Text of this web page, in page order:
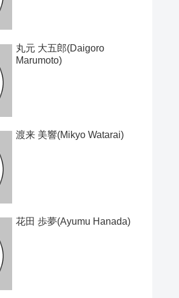
丸元 大五郎(Daigoro
Marumoto)
渡来 美響(Mikyo Watarai)
花田 歩夢(Ayumu Hanada)